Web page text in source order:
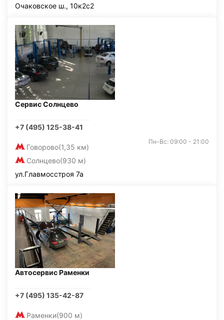
Очаковское ш., 10к2с2
Сервис Солнцево
+7 (495) 125-38-41
Говорово(1,35 км)
Солнцево(930 м)
Пн-Вс: 09:00 - 21:00
ул.Главмосстроя 7а
Автосервис Раменки
+7 (495) 135-42-87
Раменки(900 м)